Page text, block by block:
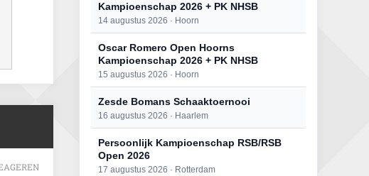
Kampioenschap 2026 + PK NHSB
14 augustus 2026 · Hoorn
Oscar Romero Open Hoorns
Kampioenschap 2026 + PK NHSB
15 augustus 2026 · Hoorn
Zesde Bomans Schaaktoernooi
16 augustus 2026 · Haarlem
Persoonlijk Kampioenschap RSB/RSB
Open 2026
17 augustus 2026 · Rotterdam